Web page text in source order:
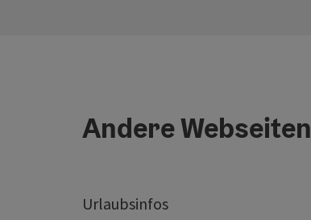
Andere Webseiten
Urlaubsinfos